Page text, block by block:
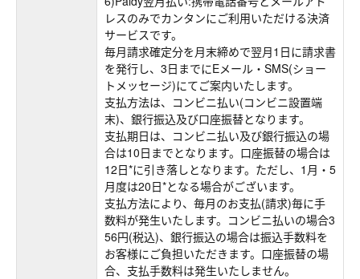
レスのみでカンタンにご利用いただける決済
サービスです。
毎月請求確定分を月末締めで翌月1日に請求書
を発行し、3日までにEメール・SMS(ショー
トメッセージ)にてご案内いたします。
支払方法は、コンビニ払い(コンビニ設置端
末)、銀行振込及び口座振替となります。
支払期日は、コンビニ払い及び銀行振込の場
合は10日までとなります。口座振替の場合は
12日*に引き落しとなります。ただし、1月・5
月度は20日*となる場合がございます。
支払方法により、毎月のお支払(請求)毎に手
数料が発生いたします。コンビニ払いの場合3
56円(税込)、銀行振込の場合は振込手数料を
お客様にご負担いただきます。口座振替の場
合、支払手数料は発生いたしません。